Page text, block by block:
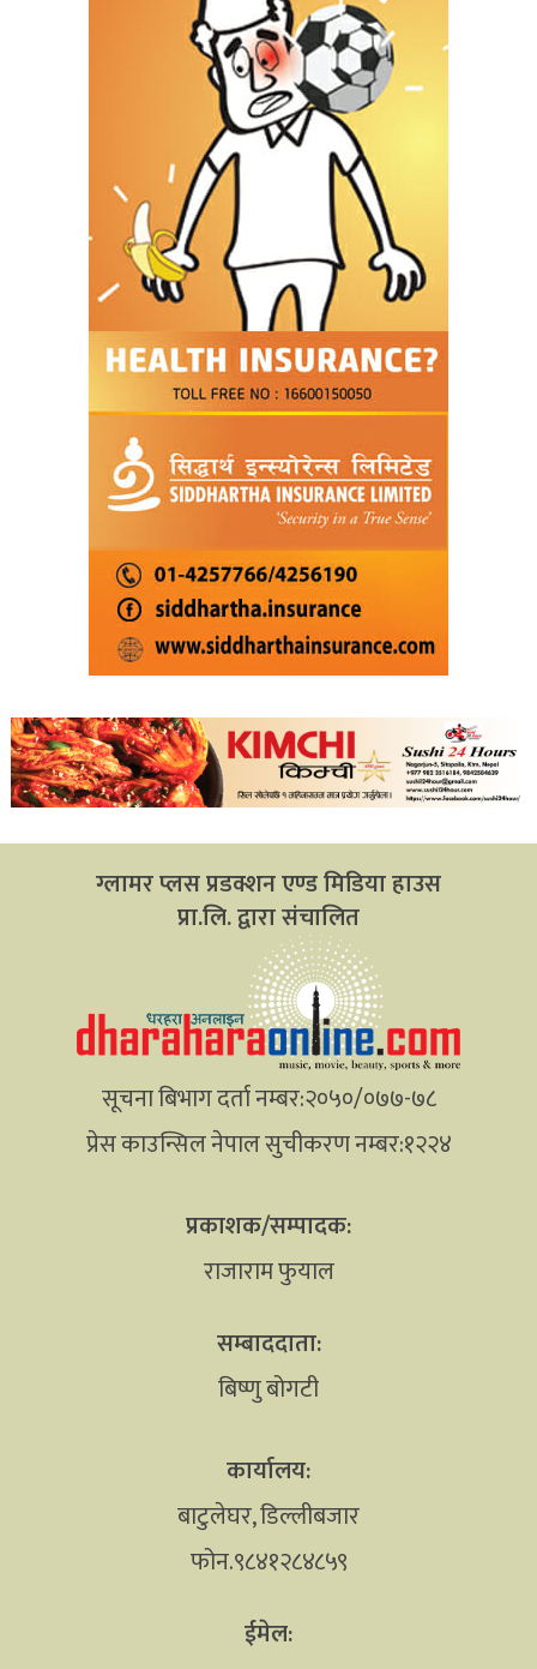
ग्लामर प्लस प्रडक्शन एण्ड मिडिया हाउस
प्रा.लि. द्वारा संचालित
सूचना बिभाग दर्ता नम्बर:२०५०/०७७-७८
प्रेस काउन्सिल नेपाल सुचीकरण नम्बर:१२२४
प्रकाशक/सम्पादक:
राजाराम फुयाल
सम्बाददाता:
बिष्णु बोगटी
कार्यालय:
बाटुलेघर, डिल्लीबजार
फोन.९८४१२८४८५९
ईमेल: